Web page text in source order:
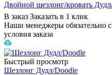
Двойной шезлонг/кровать
В заказ Заказать в 1 клик
Наши менеджеры обязательно
условия заказа
Быстрый просмотр
Шезлонг Дудл/Doodle